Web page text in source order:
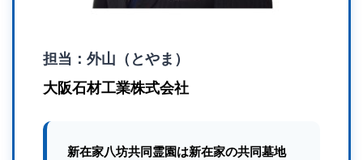
担当：外山（とやま）
大阪石材工業株式会社
新在家八坊共同霊園は新在家の共同墓地